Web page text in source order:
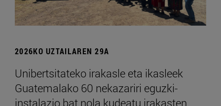
2026KO UZTAILAREN 29A
Unibertsitateko irakasle eta ikasleek
Guatemalako 60 nekazariri eguzki-
instalazio bat nola kudeatu irakasten